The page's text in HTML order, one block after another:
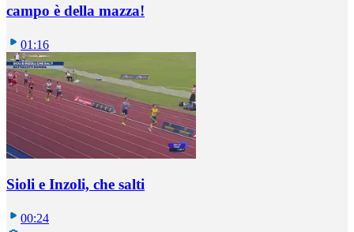
campo è della mazza!
01:16
Sioli e Inzoli, che salti
00:24